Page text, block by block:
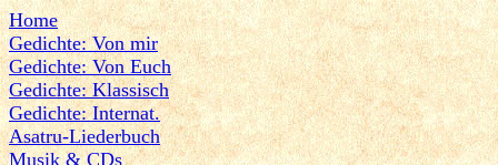
Home
Gedichte: Von mir
Gedichte: Von Euch
Gedichte: Klassisch
Gedichte: Internat.
Asatru-Liederbuch
Musik & CDs